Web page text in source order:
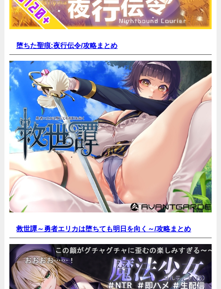
堕ちた聖痕:夜行伝令/攻略まとめ
救世譚～勇者エリカは堕ちても明日を向く～/攻略まとめ